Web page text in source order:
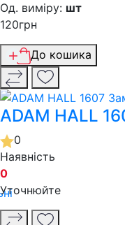
Од. виміру: шт
120грн
До кошика
ADAM HALL
0
Наявність
0
Уточнюйте